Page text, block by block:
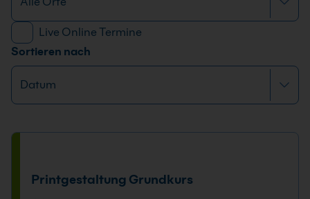
Live Online Termine
Sortieren nach
Printgestaltung Grundkurs